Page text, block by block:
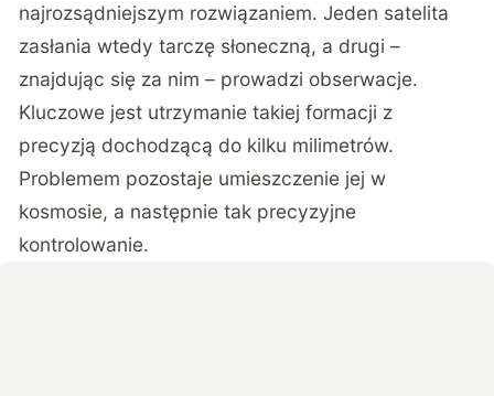
najrozsądniejszym rozwiązaniem. Jeden satelita
zasłania wtedy tarczę słoneczną, a drugi –
znajdując się za nim – prowadzi obserwacje.
Kluczowe jest utrzymanie takiej formacji z
precyzją dochodzącą do kilku milimetrów.
Problemem pozostaje umieszczenie jej w
kosmosie, a następnie tak precyzyjne
kontrolowanie.